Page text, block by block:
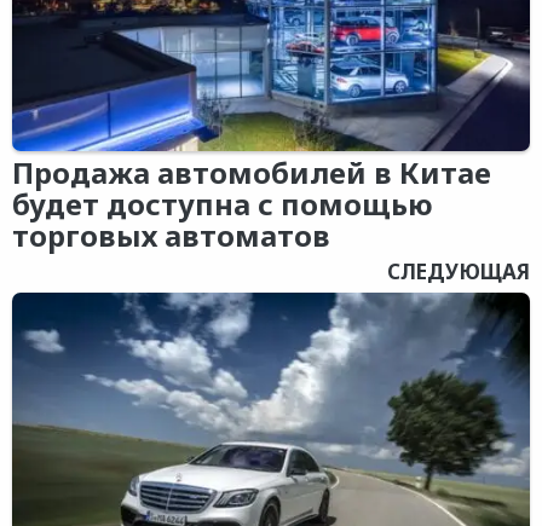
Продажа автомобилей в Китае
будет доступна с помощью
торговых автоматов
СЛЕДУЮЩАЯ